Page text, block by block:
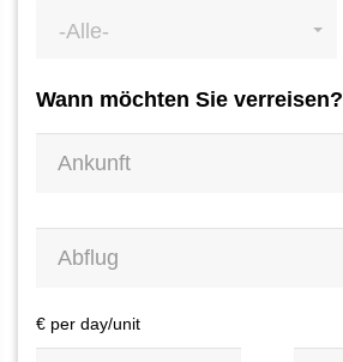
-Alle-
Wann möchten Sie verreisen?
€ per day/unit